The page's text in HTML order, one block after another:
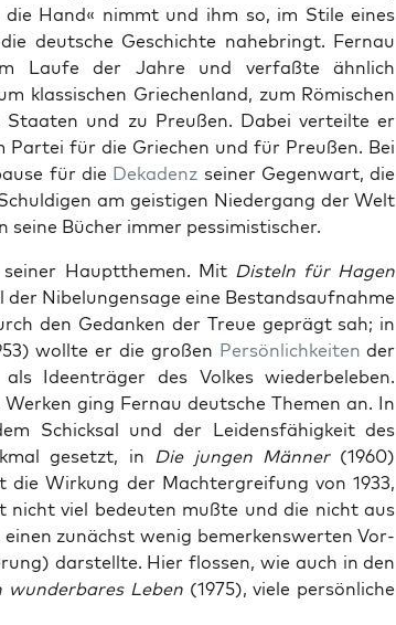
Hand« nimmt und ihm so, im Stile eines
deutsche Geschichte nahe­bringt. Fer­nau
Laufe der Jahre und ver­faßte ähn­lich
klas­sis­chen Griechen­land, zum Römis­chen
Staat­en und zu Preußen. Dabei verteilte er
Partei für die Griechen und für Preußen. Bei
für die Dekadenz sein­er Gegen­wart, die
am geisti­gen Nieder­gang der Welt
Büch­er immer pes­simistis­ch­er.
Haupt­the­men. Mit Dis­teln für Hagen
der Nibelun­gen­sage eine Bestand­sauf­nahme
den Gedanken der Treue geprägt sah; in
wollte er die großen Per­sön­lichkeit­en der
als Ideen­träger des Volkes wieder­beleben.
ging Fer­nau deutsche The­men an. In
Schick­sal und der Lei­dens­fähigkeit des
geset­zt, in Die jun­gen Män­ner(1960)
die Wirkung der Machter­grei­fung von 1933,
nicht viel bedeuten mußte und die nicht aus
zunächst wenig bemerkenswerten Vor­
darstellte. Hier flossen, wie auch in den
wun­der­bares Leben(1975), viele per­sön­liche